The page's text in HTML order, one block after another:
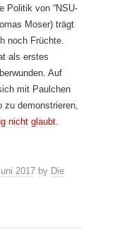
Politik von “NSU-
Moser) trägt
noch Früchte.
als erstes
Auf
mit Paulchen
demonstrieren,
nicht glaubt
2017 by Die